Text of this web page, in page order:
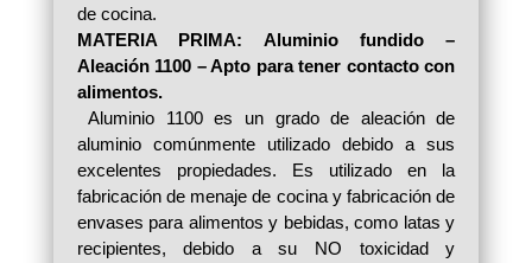
de cocina.
MATERIA PRIMA:
Aluminio fundido –
Aleación 1100 – Apto para tener contacto con
alimentos.
Aluminio 1100 es un grado de aleación de
aluminio comúnmente utilizado debido a sus
excelentes propiedades. Es utilizado en la
fabricación de menaje de cocina y fabricación de
envases para alimentos y bebidas, como latas y
recipientes, debido a su NO toxicidad y